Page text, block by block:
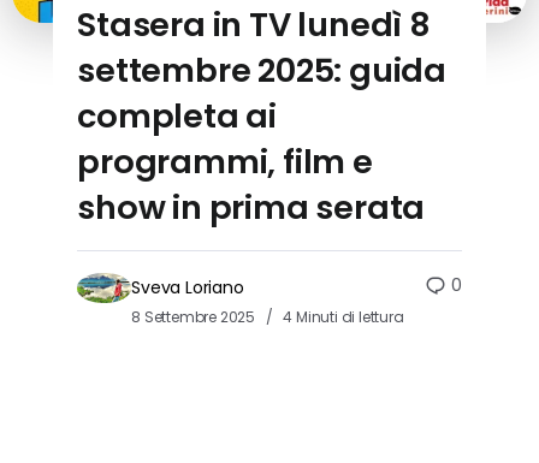
Stasera in TV lunedì 8
settembre 2025: guida
completa ai
programmi, film e
show in prima serata
Sveva Loriano
8 Settembre 2025 4 Minuti di lettura
0